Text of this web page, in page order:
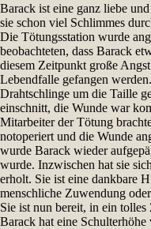
Barack ist eine ganz liebe
sie schon viel Schlimmes
Die Tötungsstation wurde
beobachteten, dass Barack
diesem Zeitpunkt große
Lebendfalle gefangen
Drahtschlinge um die Taille
einschnitt, die Wunde war
Mitarbeiter der Tötung
notoperiert und die Wunde
wurde Barack wieder
wurde. Inzwischen hat sie
erholt. Sie ist eine dankbare
menschliche Zuwendung
Sie ist nun bereit, in ein tolles
Barack hat eine Schulterhöhe